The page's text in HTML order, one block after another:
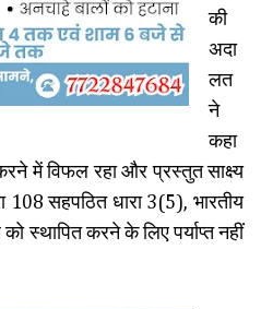
की
अदा
लत
ने
कहा
में विफल रहा और प्रस्तुत साक्ष्य
108 सहपठित धारा 3(5), भारतीय
स्थापित करने के लिए पर्याप्त नहीं